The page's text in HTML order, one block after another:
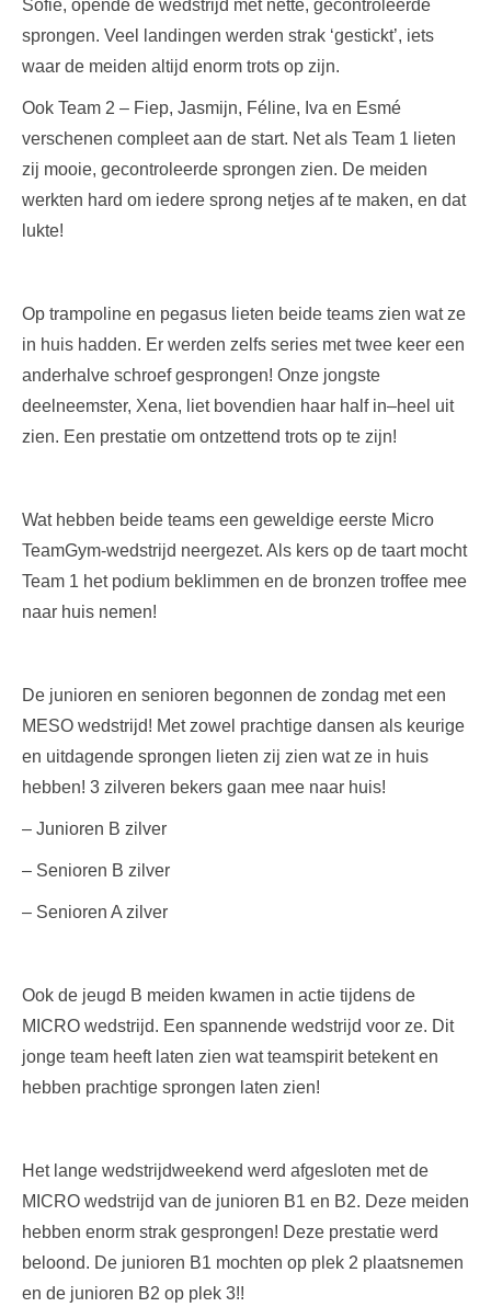
Sofie, opende de wedstrijd met nette, gecontroleerde
sprongen. Veel landingen werden strak ‘gestickt’, iets
waar de meiden altijd enorm trots op zijn.
Ook Team 2 – Fiep, Jasmijn, Féline, Iva en Esmé
verschenen compleet aan de start. Net als Team 1 lieten
zij mooie, gecontroleerde sprongen zien. De meiden
werkten hard om iedere sprong netjes af te maken, en dat
lukte!
Op trampoline en pegasus lieten beide teams zien wat ze
in huis hadden. Er werden zelfs series met twee keer een
anderhalve schroef gesprongen! Onze jongste
deelneemster, Xena, liet bovendien haar half in–heel uit
zien. Een prestatie om ontzettend trots op te zijn!
Wat hebben beide teams een geweldige eerste Micro
TeamGym-wedstrijd neergezet. Als kers op de taart mocht
Team 1 het podium beklimmen en de bronzen troffee mee
naar huis nemen!
De junioren en senioren begonnen de zondag met een
MESO wedstrijd! Met zowel prachtige dansen als keurige
en uitdagende sprongen lieten zij zien wat ze in huis
hebben! 3 zilveren bekers gaan mee naar huis!
– Junioren B zilver
– Senioren B zilver
– Senioren A zilver
Ook de jeugd B meiden kwamen in actie tijdens de
MICRO wedstrijd. Een spannende wedstrijd voor ze. Dit
jonge team heeft laten zien wat teamspirit betekent en
hebben prachtige sprongen laten zien!
Het lange wedstrijdweekend werd afgesloten met de
MICRO wedstrijd van de junioren B1 en B2. Deze meiden
hebben enorm strak gesprongen! Deze prestatie werd
beloond. De junioren B1 mochten op plek 2 plaatsnemen
en de junioren B2 op plek 3!!